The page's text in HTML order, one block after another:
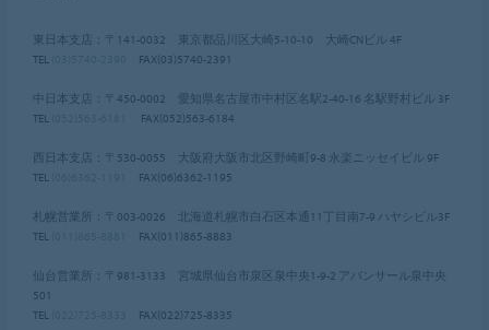
東日本支店：〒141-0032 東京都品川区大崎5-10-10 大崎CNビル 4F
TEL
FAX(03)5740-2391
中日本支店：〒450-0002 愛知県名古屋市中村区名駅2-40-16 名駅野村ビル 3F
TEL
FAX(052)563-6184
西日本支店：〒530-0055 大阪府大阪市北区野崎町9-8 永楽ニッセイビル 9F
TEL
FAX(06)6362-1195
札幌営業所：〒003-0026 北海道札幌市白石区本通11丁目南7-9 ハヤシビル3F
TEL
FAX(011)865-8883
仙台営業所：〒981-3133 宮城県仙台市泉区泉中央1-9-2 アバンサール泉中央
501
TEL
FAX(022)725-8335